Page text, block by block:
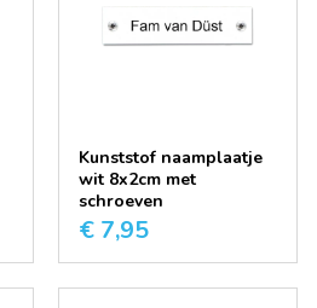
Kunststof naamplaatje
wit 8x2cm met
schroeven
€ 7,95